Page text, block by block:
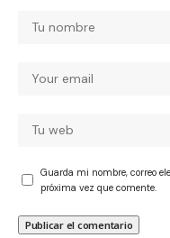
Guarda mi nombre, correo
próxima vez que comente.